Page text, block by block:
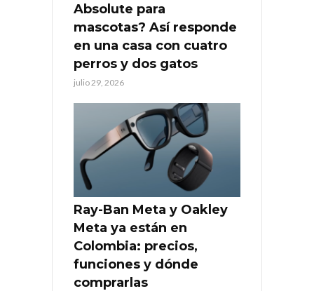
Absolute para
mascotas? Así responde
en una casa con cuatro
perros y dos gatos
julio 29, 2026
Ray-Ban Meta y Oakley
Meta ya están en
Colombia: precios,
funciones y dónde
comprarlas